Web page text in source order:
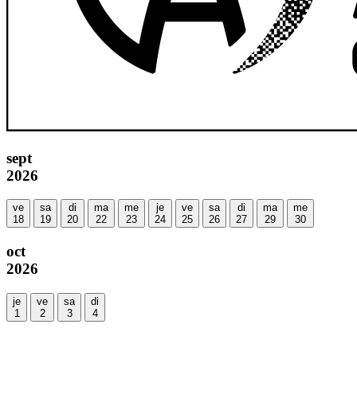
sept
2026
ve
18
sa
19
di
20
ma
22
me
23
je
24
ve
25
sa
26
di
27
ma
29
me
30
oct
2026
je
1
ve
2
sa
3
di
4